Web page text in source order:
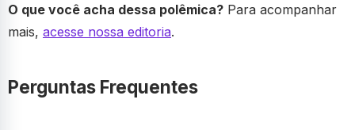
O que você acha dessa polêmica? Para acompanhar
mais, acesse nossa editoria.
Perguntas Frequentes